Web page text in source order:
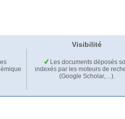
Visibilité
Les documents déposés
indexés par les moteurs de
(Google Scholar,…).